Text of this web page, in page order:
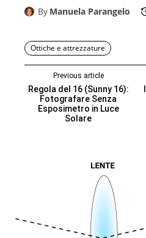
By Manuela Parangelo
Ottiche e attrezzature
Previous article
Regola del 16 (Sunny 16):
Fotografare Senza
Esposimetro in Luce
Solare